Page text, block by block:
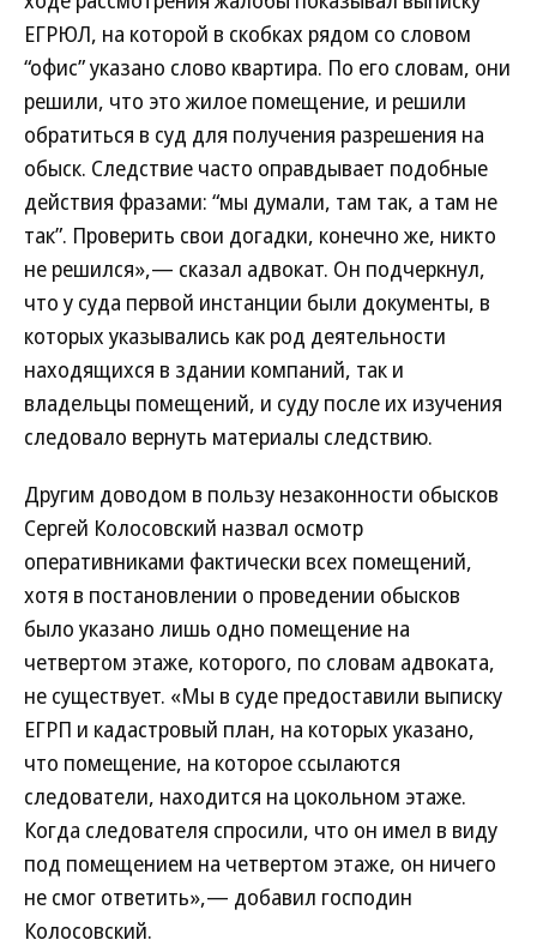
ЕГРЮЛ, на которой в скобках рядом со словом
“офис” указано слово квартира. По его словам, они
решили, что это жилое помещение, и решили
обратиться в суд для получения разрешения на
обыск. Следствие часто оправдывает подобные
действия фразами: “мы думали, там так, а там не
так”. Проверить свои догадки, конечно же, никто
не решился»,— сказал адвокат. Он подчеркнул,
что у суда первой инстанции были документы, в
которых указывались как род деятельности
находящихся в здании компаний, так и
владельцы помещений, и суду после их изучения
следовало вернуть материалы следствию.
Другим доводом в пользу незаконности обысков
Сергей Колосовский назвал осмотр
оперативниками фактически всех помещений,
хотя в постановлении о проведении обысков
было указано лишь одно помещение на
четвертом этаже, которого, по словам адвоката,
не существует. «Мы в суде предоставили выписку
ЕГРП и кадастровый план, на которых указано,
что помещение, на которое ссылаются
следователи, находится на цокольном этаже.
Когда следователя спросили, что он имел в виду
под помещением на четвертом этаже, он ничего
не смог ответить»,— добавил господин
Колосовский.